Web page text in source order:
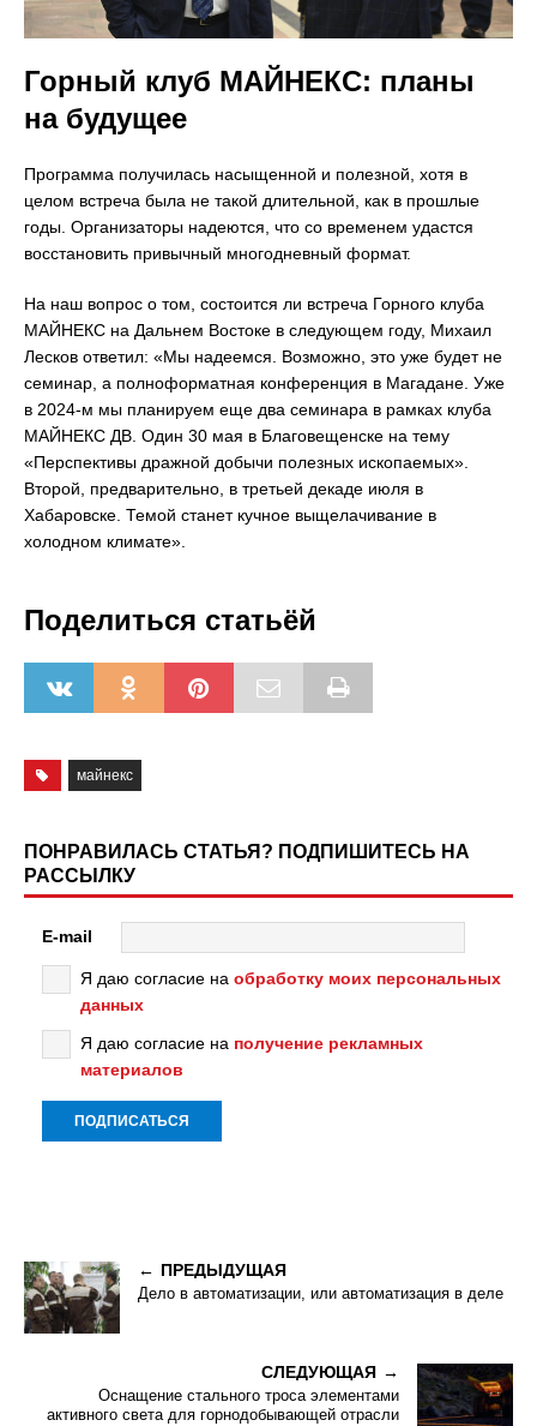
Горный клуб МАЙНЕКС: планы
на будущее
Программа получилась насыщенной и полезной, хотя в
целом встреча была не такой длительной, как в прошлые
годы. Организаторы надеются, что со временем удастся
восстановить привычный многодневный формат.
На наш вопрос о том, состоится ли встреча Горного клуба
МАЙНЕКС на Дальнем Востоке в следующем году, Михаил
Лесков ответил: «Мы надеемся. Возможно, это уже будет не
семинар, а полноформатная конференция в Магадане. Уже
в 2024-м мы планируем еще два семинара в рамках клуба
МАЙНЕКС ДВ. Один 30 мая в Благовещенске на тему
«Перспективы дражной добычи полезных ископаемых».
Второй, предварительно, в третьей декаде июля в
Хабаровске. Темой станет кучное выщелачивание в
холодном климате».
Поделиться статьёй
майнекс
ПОНРАВИЛАСЬ СТАТЬЯ? ПОДПИШИТЕСЬ НА
РАССЫЛКУ
E-mail
Я даю согласие на обработку моих персональных
данных
Я даю согласие на получение рекламных
материалов
ПРЕДЫДУЩАЯ
Дело в автоматизации, или автоматизация в деле
СЛЕДУЮЩАЯ
Оснащение стального троса элементами
активного света для горнодобывающей отрасли